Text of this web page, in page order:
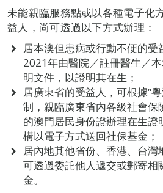
未能親臨服務點或以各種電子化
益人，尚可透過以下方式辦理：
居本澳但患病或行動不便的
2021年由醫院／註冊醫生／
明文件，以證明其在生；
居廣東省的受益人，可根據“
制，親臨廣東省內各級社會保
的澳門居民身份證辦理在生證
構以電子方式送回社保基金；
居內地其他省份、香港、台灣
可透過委託他人遞交或郵寄相
金。